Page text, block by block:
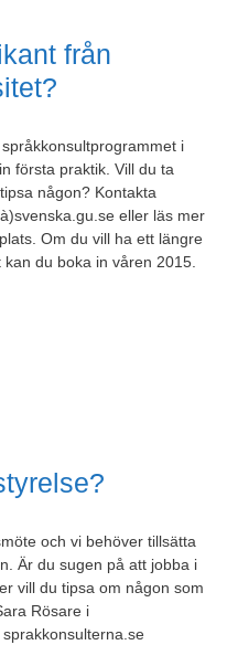
från
i
första praktik. Vill du ta
någon? Kontakta
eller läs mer
Om du vill ha ett längre
du boka in våren 2015.
och vi behöver tillsätta
Är du sugen på att jobba i
vill du tipsa om någon som
Rösare i